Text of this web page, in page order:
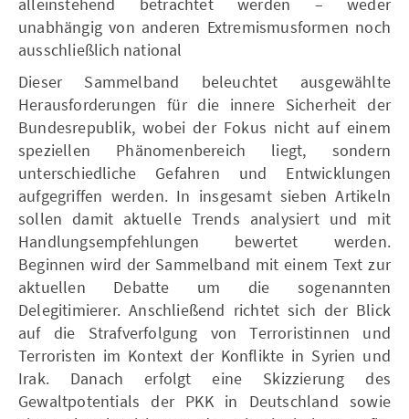
unabhängig von anderen Extremismusformen noch
ausschließlich national
Dieser Sammelband beleuchtet ausgewählte
Herausforderungen für die innere Sicherheit der
Bundesrepublik, wobei der Fokus nicht auf einem
speziellen Phänomenbereich liegt, sondern
unterschiedliche Gefahren und Entwicklungen
aufgegriffen werden. In insgesamt sieben Artikeln
sollen damit aktuelle Trends analysiert und mit
Handlungsempfehlungen bewertet werden.
Beginnen wird der Sammelband mit einem Text zur
aktuellen Debatte um die sogenannten
Delegitimierer. Anschließend richtet sich der Blick
auf die Strafverfolgung von Terroristinnen und
Terroristen im Kontext der Konflikte in Syrien und
Irak. Danach erfolgt eine Skizzierung des
Gewaltpotentials der PKK in Deutschland sowie